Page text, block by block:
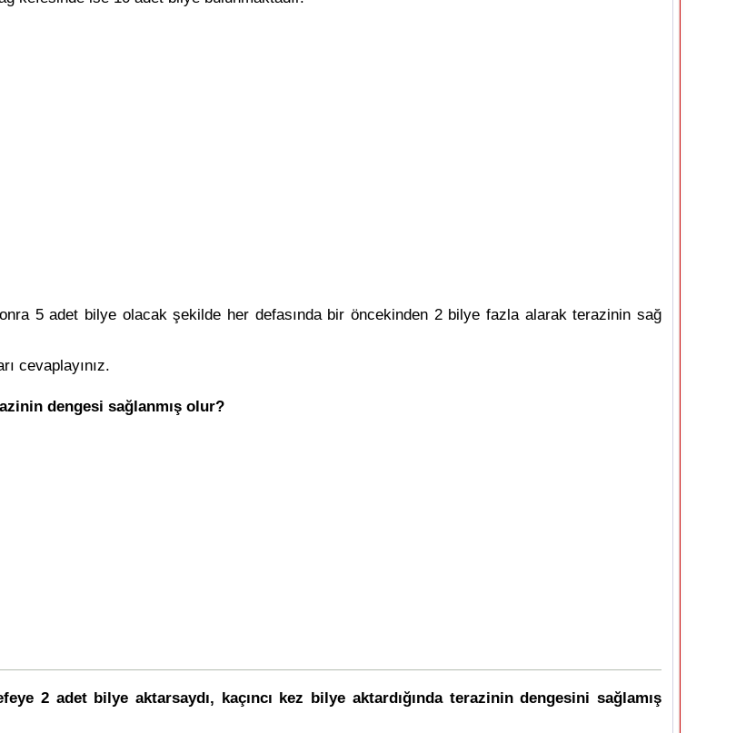
5 adet bilye olacak şekilde her defasında bir öncekinden 2 bilye fazla alarak terazinin sağ
cevaplayınız.
dengesi sağlanmış olur?
2 adet bilye aktarsaydı, kaçıncı kez bilye aktardığında terazinin dengesini sağlamış